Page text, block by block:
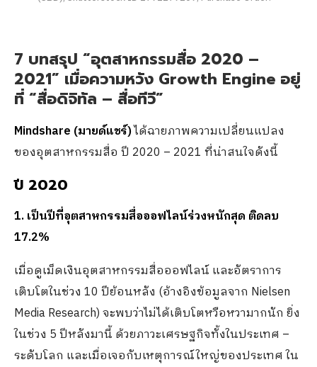
7 บทสรุป “อุตสาหกรรมสื่อ 2020 –
2021” เมื่อความหวัง Growth Engine อยู่
ที่ “สื่อดิจิทัล – สื่อทีวี”
Mindshare (มายด์แชร์)ได้ฉายภาพความเปลี่ยนแปลง
ของอุตสาหกรรมสื่อ ปี 2020 – 2021 ที่น่าสนใจดังนี้
ปี 2020
1. เป็นปีที่อุตสาหกรรมสื่อออฟไลน์ร่วงหนักสุด ติดลบ
17.2%
เมื่อดูเม็ดเงินอุตสาหกรรมสื่อออฟไลน์ และอัตราการ
เติบโตในช่วง 10 ปีย้อนหลัง (อ้างอิงข้อมูลจาก Nielsen
Media Research) จะพบว่าไม่ได้เติบโตหวือหวามากนัก ยิ่ง
ในช่วง 5 ปีหลังมานี้ ด้วยภาวะเศรษฐกิจทั้งในประเทศ –
ระดับโลก และเมื่อเจอกับเหตุการณ์ใหญ่ของประเทศ ใน